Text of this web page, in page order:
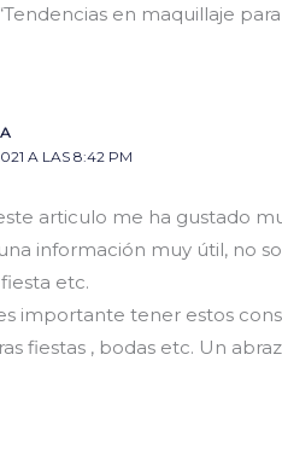
en maquillaje para
A LAS 8:42 PM
articulo me ha gustado
información muy útil, no
etc.
importante tener estos
fiestas , bodas etc. Un